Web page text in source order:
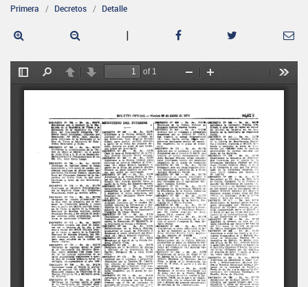
Primera Decretos Detalle
|